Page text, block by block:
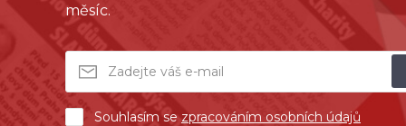
měsíc.
Souhlasím sezpracováním osobních údajů